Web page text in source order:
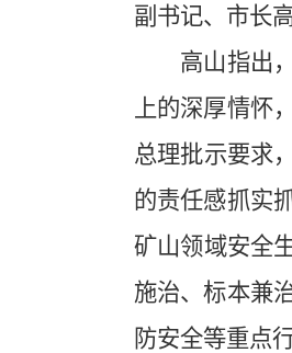
副书记、市长
高山指出，
上的深厚情怀
总理批示要求
的责任感抓实
矿山领域安全
施治、标本兼
防安全等重点